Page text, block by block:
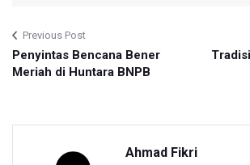
Previous Post
Penyintas Bencana Bener
Meriah di Huntara BNPB
Ahmad Fikri